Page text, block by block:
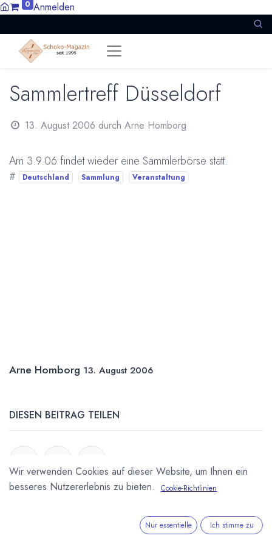
0 Anmelden
Sammlertreff Düsseldorf
13. August 2006 durch Arne Homborg
Am 3.9.06 findet wieder eine Sammlerbörse statt.
# Deutschland Sammlung Veranstaltung
Arne Homborg 13. August 2006
DIESEN BEITRAG TEILEN
Wir verwenden Cookies auf dieser Website, um Ihnen ein
besseres Nutzererlebnis zu bieten.
Cookie-Richtlinien
Nur essentielle Ich stimme zu